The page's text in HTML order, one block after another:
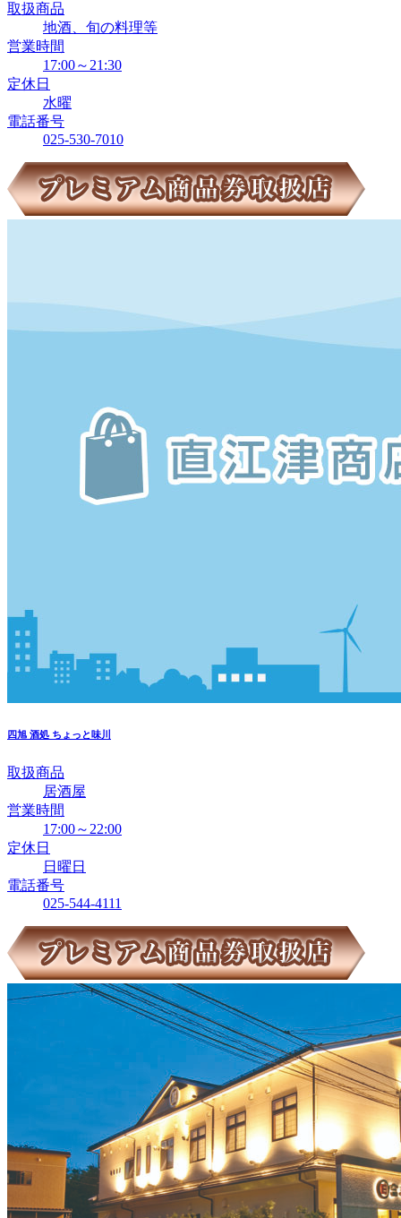
取扱商品
地酒、旬の料理等
営業時間
17:00～21:30
定休日
水曜
電話番号
025-530-7010
四旭 酒処 ちょっと味川
取扱商品
居酒屋
営業時間
17:00～22:00
定休日
日曜日
電話番号
025-544-4111